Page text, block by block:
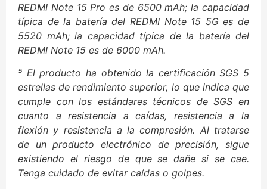
REDMI Note 15 Pro es de 6500 mAh; la capacidad
típica de la batería del REDMI Note 15 5G es de
5520 mAh; la capacidad típica de la batería del
REDMI Note 15 es de 6000 mAh.
⁵ El producto ha obtenido la certificación SGS 5
estrellas de rendimiento superior, lo que indica que
cumple con los estándares técnicos de SGS en
cuanto a resistencia a caídas, resistencia a la
flexión y resistencia a la compresión. Al tratarse
de un producto electrónico de precisión, sigue
existiendo el riesgo de que se dañe si se cae.
Tenga cuidado de evitar caídas o golpes.